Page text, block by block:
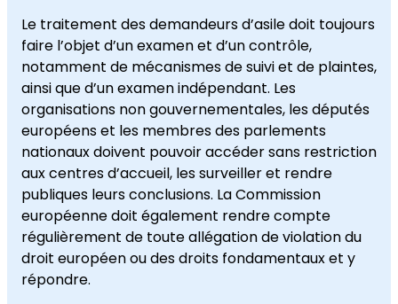
Le traitement des demandeurs d’asile doit toujours
faire l’objet d’un examen et d’un contrôle,
notamment de mécanismes de suivi et de plaintes,
ainsi que d’un examen indépendant. Les
organisations non gouvernementales, les députés
européens et les membres des parlements
nationaux doivent pouvoir accéder sans restriction
aux centres d’accueil, les surveiller et rendre
publiques leurs conclusions. La Commission
européenne doit également rendre compte
régulièrement de toute allégation de violation du
droit européen ou des droits fondamentaux et y
répondre.